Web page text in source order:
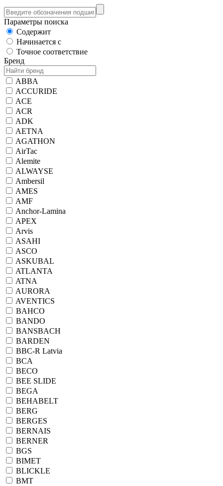
Параметры поиска
Содержит
Начинается с
Точное соответствие
Бренд
ABBA
ACCURIDE
ACE
ACR
ADK
AETNA
AGATHON
AirTac
Alemite
ALWAYSE
Ambersil
AMES
AMF
Anchor-Lamina
APEX
Arvis
ASAHI
ASCO
ASKUBAL
ATLANTA
ATNA
AURORA
AVENTICS
BAHCO
BANDO
BANSBACH
BARDEN
BBC-R Latvia
BCA
BECO
BEE SLIDE
BEGA
BEHABELT
BERG
BERGES
BERNAIS
BERNER
BGS
BIMET
BLICKLE
BMT